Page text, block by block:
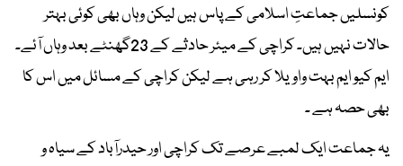
کونسلیں جماعتِ اسلامی کے پاس ہیں لیکن وہاں بھی کوئی بہتر
حالات نہیں ہیں۔ کراچی کے میئر حادثے کے 23گھنٹے بعد وہاں آئے۔
ایم کیو ایم بہت واویلا کر رہی ہے لیکن کراچی کے مسائل میں اس کا
بھی حصہ ہے ۔
یہ جماعت ایک لمبے عرصے تک کراچی اور حیدرآباد کے سیاہ و